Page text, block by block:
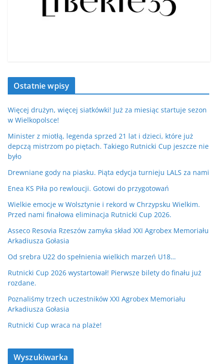
Ostatnie wpisy
Więcej drużyn, więcej siatkówki! Już za miesiąc startuje sezon
w Wielkopolsce!
Minister z miotłą, legenda sprzed 21 lat i dzieci, które już
depczą mistrzom po piętach. Takiego Rutnicki Cup jeszcze nie
było
Drewniane gody na piasku. Piąta edycja turnieju LALS za nami
Enea KS Piła po rewloucji. Gotowi do przygotowań
Wielkie emocje w Wolsztynie i rekord w Chrzypsku Wielkim.
Przed nami finałowa eliminacja Rutnicki Cup 2026.
Asseco Resovia Rzeszów zamyka skład XXI Agrobex Memoriału
Arkadiusza Gołasia
Od srebra U22 do spełnienia wielkich marzeń U18…
Rutnicki Cup 2026 wystartował! Pierwsze bilety do finału już
rozdane.
Poznaliśmy trzech uczestników XXI Agrobex Memoriału
Arkadiusza Gołasia
Rutnicki Cup wraca na plaże!
Wyszukiwarka